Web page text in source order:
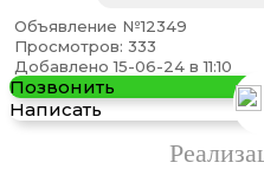
Объявление №12349
Просмотров: 333
Добавлено 15-06-24 в 11:10
Позвонить
Написать